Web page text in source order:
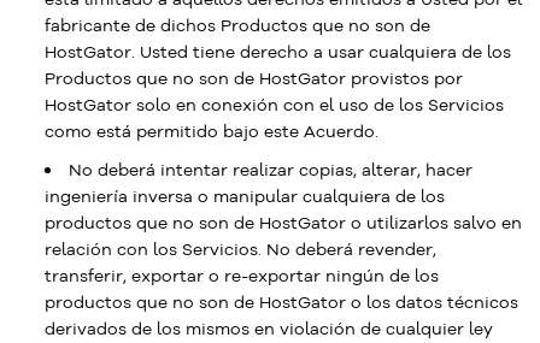
fabricante de dichos Productos que no son de
HostGator. Usted tiene derecho a usar cualquiera de los
Productos que no son de HostGator provistos por
HostGator solo en conexión con el uso de los Servicios
como está permitido bajo este Acuerdo.
No deberá intentar realizar copias, alterar, hacer
ingeniería inversa o manipular cualquiera de los
productos que no son de HostGator o utilizarlos salvo en
relación con los Servicios. No deberá revender,
transferir, exportar o re-exportar ningún de los
productos que no son de HostGator o los datos técnicos
derivados de los mismos en violación de cualquier ley